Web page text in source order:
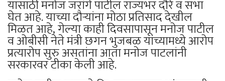
यासाठी मनोज जरांगे पाटील राज्यभर दौरे व सभा
घेत आहे. याच्या दौऱ्यांना मोठा प्रतिसाद देखील
मिळत आहे, गेल्या काही दिवसापासून मनोज पाटील
व ओबीसी नेते मंत्री छगन भुजबळ यांच्यामध्ये आरोप
प्रत्यारोप सुरु असतांना आता मनोज पाटलांनी
सरकारवर टीका केली आहे.